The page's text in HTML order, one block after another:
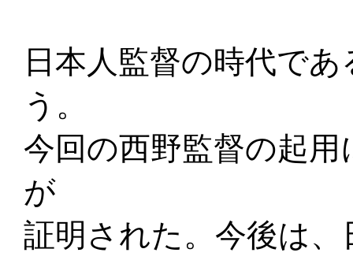
日本人監督の時代で
う。
今回の西野監督の起
が
証明された。今後は